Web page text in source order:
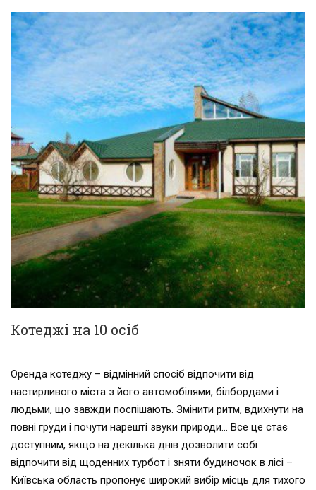
Котеджі на 10 осіб
Оренда котеджу – відмінний спосіб відпочити від
настирливого міста з його автомобілями, білбордами і
людьми, що завжди поспішають. Змінити ритм, вдихнути на
повні груди і почути нарешті звуки природи… Все це стає
доступним, якщо на декілька днів дозволити собі
відпочити від щоденних турбот і зняти будиночок в лісі –
Київська область пропонує широкий вибір місць для тихого